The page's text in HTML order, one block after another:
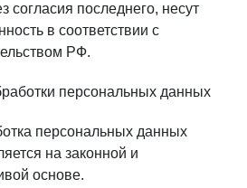
согласия последнего, несут
в соответствии с
РФ.
персональных данных
персональных данных
на законной и
основе.